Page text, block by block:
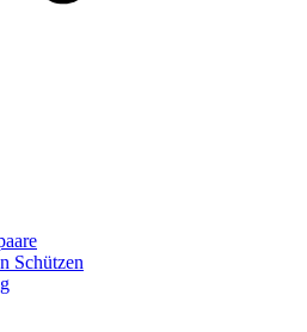
Schützen